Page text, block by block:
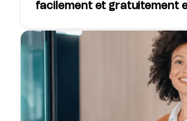
facilement et gratuitement